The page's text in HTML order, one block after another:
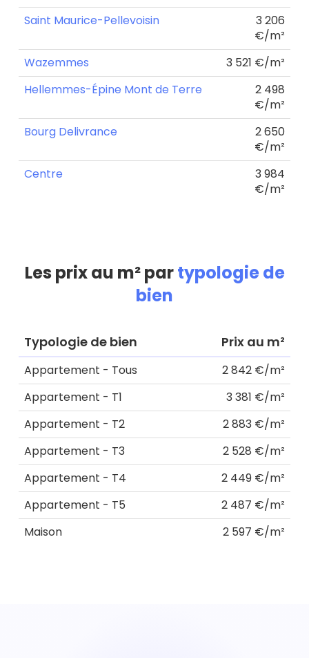
Saint Maurice-Pellevoisin
3 206
€/m²
Wazemmes
3 521 €/m²
Hellemmes-Épine Mont de Terre
2 498
€/m²
Bourg Delivrance
2 650
€/m²
Centre
3 984
€/m²
Les prix au m² partypologie de
bien
Typologie de bien Prix au m²
Appartement - Tous
2 842 €/m²
Appartement - T1
3 381 €/m²
Appartement - T2
2 883 €/m²
Appartement - T3
2 528 €/m²
Appartement - T4
2 449 €/m²
Appartement - T5
2 487 €/m²
Maison
2 597 €/m²